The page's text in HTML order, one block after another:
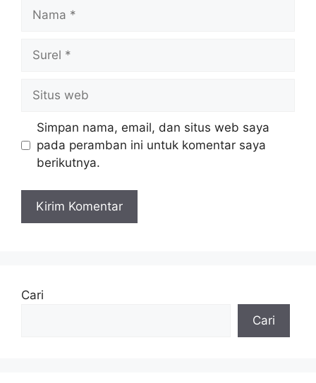
Nama
Surel
Situs
web
Simpan nama, email, dan situs web saya
pada peramban ini untuk komentar saya
berikutnya.
Cari
Cari